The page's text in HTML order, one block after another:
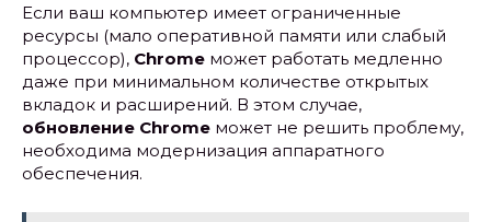
Если ваш компьютер имеет ограниченные
ресурсы (мало оперативной памяти или слабый
процессор), Chrome может работать медленно
даже при минимальном количестве открытых
вкладок и расширений. В этом случае,
обновление Chrome может не решить проблему,
необходима модернизация аппаратного
обеспечения.